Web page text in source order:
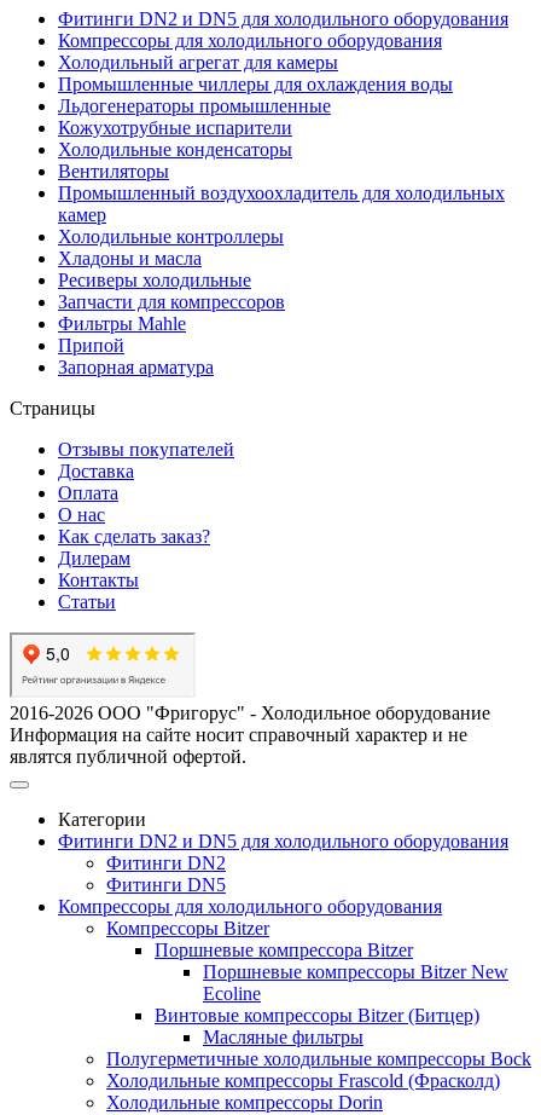
Фитинги DN2 и DN5 для холодильного оборудования
Компрессоры для холодильного оборудования
Холодильный агрегат для камеры
Промышленные чиллеры для охлаждения воды
Льдогенераторы промышленные
Кожухотрубные испарители
Холодильные конденсаторы
Вентиляторы
Промышленный воздухоохладитель для холодильных
камер
Холодильные контроллеры
Хладоны и масла
Ресиверы холодильные
Запчасти для компрессоров
Фильтры Mahle
Припой
Запорная арматура
Страницы
Отзывы покупателей
Доставка
Оплата
О нас
Как сделать заказ?
Дилерам
Контакты
Статьи
2016-2026 ООО "Фригорус" - Холодильное оборудование
Информация на сайте носит справочный характер и не
являтся публичной офертой.
Категории
Фитинги DN2 и DN5 для холодильного оборудования
Фитинги DN2
Фитинги DN5
Компрессоры для холодильного оборудования
Компрессоры Bitzer
Поршневые компрессора Bitzer
Поршневые компрессоры Bitzer New
Ecoline
Винтовые компрессоры Bitzer (Битцер)
Масляные фильтры
Полугерметичные холодильные компрессоры Bock
Холодильные компрессоры Frascold (Фрасколд)
Холодильные компрессоры Dorin